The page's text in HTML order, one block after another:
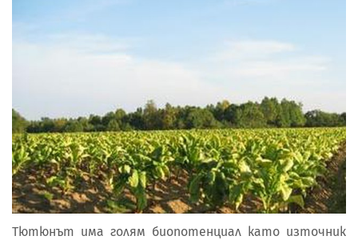
Тютюнът има голям биопотенциал като източник